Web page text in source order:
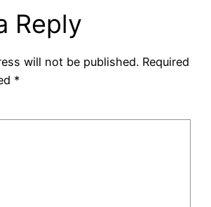
Reply
will not be published. Required
*